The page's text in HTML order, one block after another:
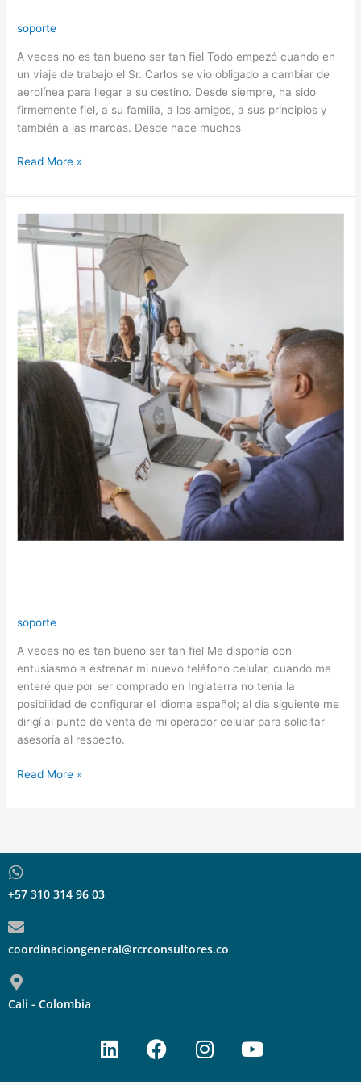
soporte
A veces no es tan bueno ser tan fiel Todo empezó cuando en
un viaje de trabajo el Sr. Carlos se vio obligado a cambiar de
aerolínea para llegar a su destino. Desde siempre, ha sido
firmemente fiel, a su familia, a los amigos, a sus principios y
también a las marcas. Desde hace muchos
Read More »
soporte
A veces no es tan bueno ser tan fiel Me disponía con
entusiasmo a estrenar mi nuevo teléfono celular, cuando me
enteré que por ser comprado en Inglaterra no tenía la
posibilidad de configurar el idioma español; al día siguiente me
dirigí al punto de venta de mi operador celular para solicitar
asesoría al respecto.
El
diablo
también
fideliza
sus
clientes
Read More »
+57 310 314 96 03
coordinaciongeneral@rcrconsultores.co
Cali - Colombia
L
i
n
F
a
c
I
n
s
Y
o
u